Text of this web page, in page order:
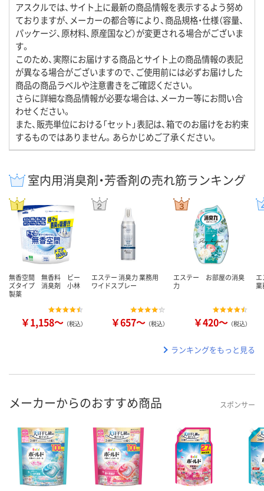
アスクルでは、サイト上に最新の商品情報を表示するよう努め
ておりますが、メーカーの都合等により、商品規格・仕様（容量、
パッケージ、原材料、原産国など）が変更される場合がございま
す。
このため、実際にお届けする商品とサイト上の商品情報の表記
が異なる場合がございますので、ご使用前には必ずお届けした
商品の商品ラベルや注意書きをご確認ください。
さらに詳細な商品情報が必要な場合は、メーカー等にお問い合
わせください。
また、販売単位における「セット」表記は、箱でのお届けをお約束
するものではありません。あらかじめご了承ください。
室内用消臭剤・芳香剤の売れ筋ランキング
無香空間 無香料 ビー
ズタイプ 消臭剤 小林
製薬
￥1,158～ （税込）
エステー 消臭力 業務用
ワイドスプレー
￥657～ （税込）
エステー お部屋の消臭
力
￥420～ （税込）
業
ランキングをもっと見る
メーカーからのおすすめ商品 スポンサー